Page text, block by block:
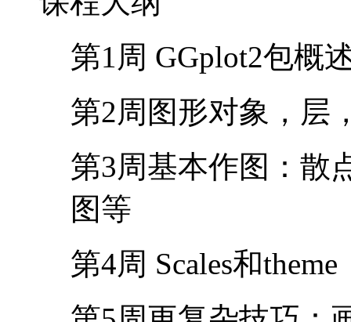
ggplot2包，可以使
杂而漂亮的图表，
下良好深刻的印象！
课程大纲
第1周 GGplot2包概
第2周图形对象，层